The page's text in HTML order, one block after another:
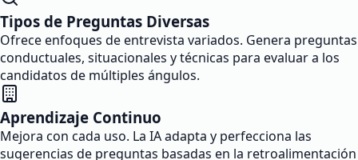
Tipos de Preguntas Diversas
Ofrece enfoques de entrevista variados. Genera preguntas
conductuales, situacionales y técnicas para evaluar a los
candidatos de múltiples ángulos.
Aprendizaje Continuo
Mejora con cada uso. La IA adapta y perfecciona las
sugerencias de preguntas basadas en la retroalimentación